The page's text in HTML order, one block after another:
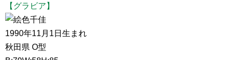
【グラビア】
絵色千佳
1990年11月1日生まれ
秋田県 O型